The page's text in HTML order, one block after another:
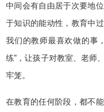
中间会有自由居于次要地
于知识的能动性，教育中
我们的教师最喜欢做的事
练”，让孩子对教室、老师
牢笼。
在教育的任何阶段，都不